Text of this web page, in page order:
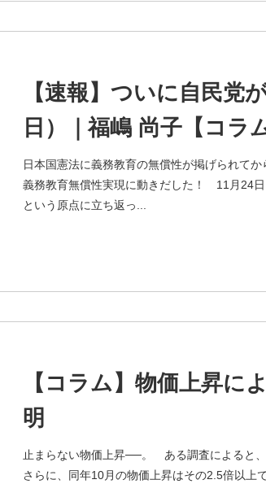
【速報】ついに自民党
日）｜福嶋 尚子【コラム
日本国憲法に義務教育の無償性が掲げられて
義務教育無償性実現に動きだした！ 11月24
という原点に立ち返っ...
【コラム】物価上昇に
明
止まらない物価上昇──。 ある調査によると
さらに、同年10月の物価上昇はその2.5倍以上